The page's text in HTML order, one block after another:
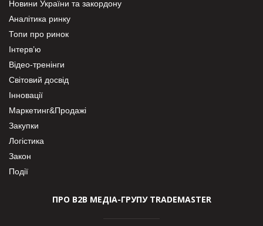
Новини України та закордону
Аналітика ринку
Топи про ринок
Інтерв’ю
Відео-тренінги
Світовий досвід
Інновації
Маркетинг&Продажі
Закупки
Логістика
Закон
Події
ПРО В2В МЕДІА-ГРУПУ TRADEMASTER